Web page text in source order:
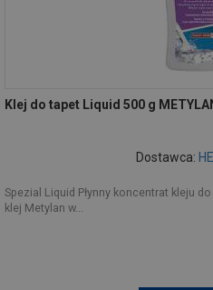
Klej do tapet Liquid 500 g
Dostawca:
Spezial Liquid Płynny koncentrat kleju
klej Metylan w...